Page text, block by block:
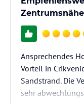
Hinweis: Verfasst
Angaben ohne
verbindlichen
Zentrumsnähe
Ansprechendes
Vorteil in
Sandstrand. Die
sehr